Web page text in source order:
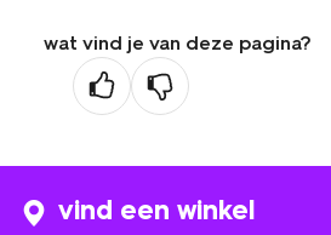
wat vind je van deze pagina?
vind een winkel